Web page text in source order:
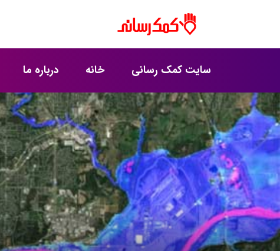
سایت کمک رسانی خانه درباره ما